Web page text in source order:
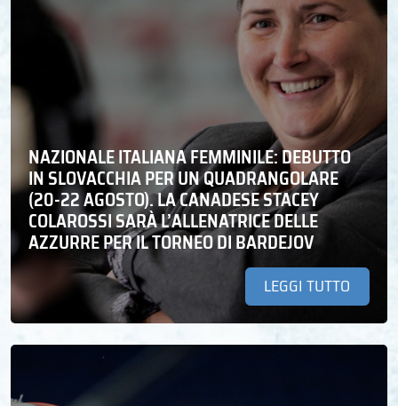
NAZIONALE ITALIANA FEMMINILE: DEBUTTO
IN SLOVACCHIA PER UN QUADRANGOLARE
(20-22 AGOSTO). LA CANADESE STACEY
COLAROSSI SARÀ L’ALLENATRICE DELLE
AZZURRE PER IL TORNEO DI BARDEJOV
LEGGI TUTTO